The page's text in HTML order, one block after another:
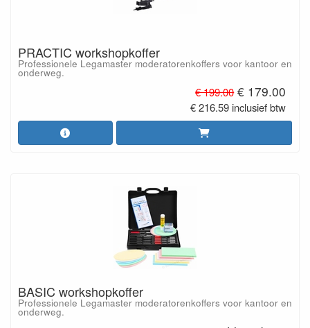
PRACTIC workshopkoffer
Professionele Legamaster moderatorenkoffers voor kantoor en
onderweg.
€ 199.00 € 179.00
€ 216.59 inclusief btw
BASIC workshopkoffer
Professionele Legamaster moderatorenkoffers voor kantoor en
onderweg.